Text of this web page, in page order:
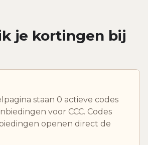
je kortingen bij
staan 0 actieve codes
voor CCC. Codes
openen direct de